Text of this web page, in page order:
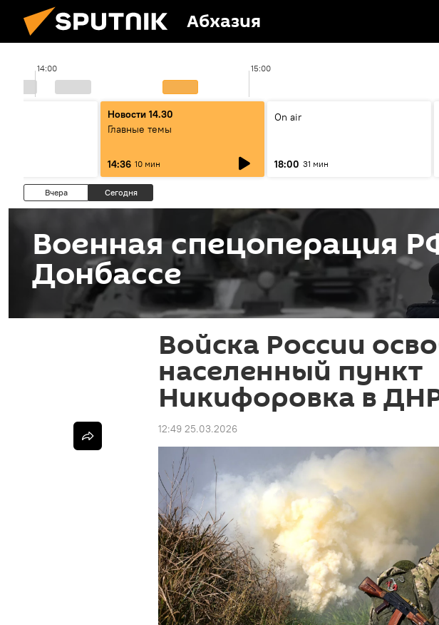
Абхазия
14:00 15:00
Новости 14.30
Главные темы
14:36 10 мин
On air
18:00 31 мин
Вчера Сегодня
Военная спецоперация
Донбассе
Войска России
населенный пункт
Никифоровка в
12:49 25.03.2026